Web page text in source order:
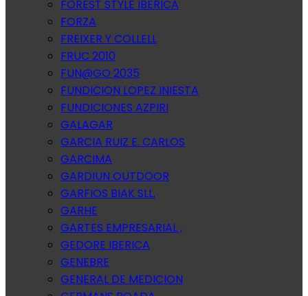
FOREST STYLE IBERICA
FORZA
FREIXER Y COLLELL
FRUC 2010
FUN@GO 2035
FUNDICION LOPEZ INIESTA
FUNDICIONES AZPIRI
GALAGAR
GARCIA RUIZ E. CARLOS
GARCIMA
GARDIUN OUTDOOR
GARFIOS BIAK SLL.
GARHE
GARTES EMPRESARIAL ,
GEDORE IBERICA
GENEBRE
GENERAL DE MEDICION